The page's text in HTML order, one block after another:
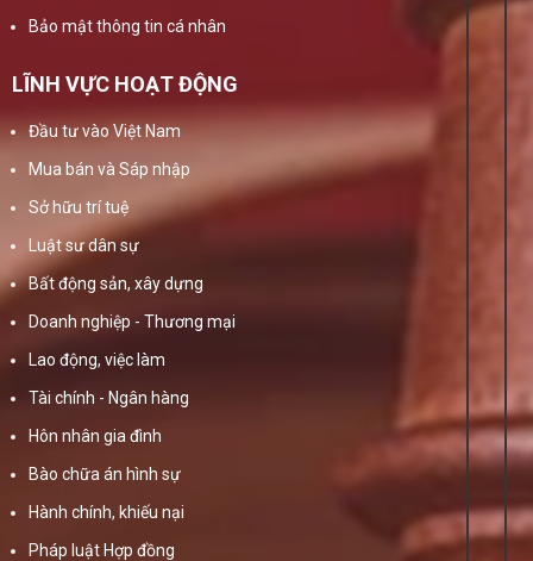
Bảo mật thông tin cá nhân
LĨNH VỰC HOẠT ĐỘNG
Đầu tư vào Việt Nam
Mua bán và Sáp nhập
Sở hữu trí tuệ
Luật sư dân sự
Bất động sản, xây dựng
Doanh nghiệp - Thương mại
Lao động, việc làm
Tài chính - Ngân hàng
Hôn nhân gia đình
Bào chữa án hình sự
Hành chính, khiếu nại
Pháp luật Hợp đồng